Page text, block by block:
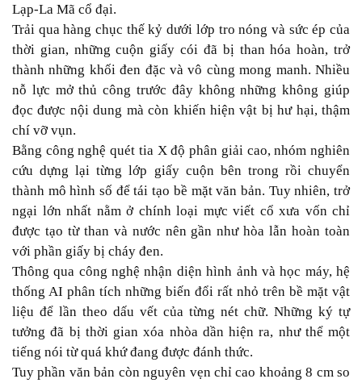
Lạp-La Mã cổ đại.
Trải qua hàng chục thế kỷ dưới lớp tro nóng và sức ép của
thời gian, những cuộn giấy cói đã bị than hóa hoàn, trở
thành những khối đen đặc và vô cùng mong manh. Nhiều
nỗ lực mở thủ công trước đây không những không giúp
đọc được nội dung mà còn khiến hiện vật bị hư hại, thậm
chí vỡ vụn.
Bằng công nghệ quét tia X độ phân giải cao, nhóm nghiên
cứu dựng lại từng lớp giấy cuộn bên trong rồi chuyển
thành mô hình số để tái tạo bề mặt văn bản. Tuy nhiên, trở
ngại lớn nhất nằm ở chính loại mực viết cổ xưa vốn chỉ
được tạo từ than và nước nên gần như hòa lẫn hoàn toàn
với phần giấy bị cháy đen.
Thông qua công nghệ nhận diện hình ảnh và học máy, hệ
thống AI phân tích những biến đổi rất nhỏ trên bề mặt vật
liệu để lần theo dấu vết của từng nét chữ. Những ký tự
tưởng đã bị thời gian xóa nhòa dần hiện ra, như thể một
tiếng nói từ quá khứ đang được đánh thức.
Tuy phần văn bản còn nguyên vẹn chỉ cao khoảng 8 cm so